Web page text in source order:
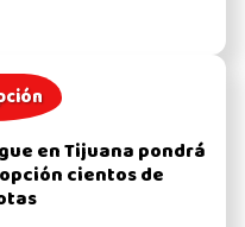
en Tijuana pondrá
cientos de